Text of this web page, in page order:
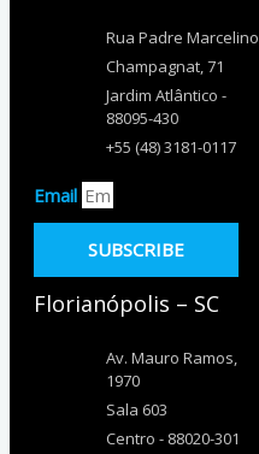
Rua Padre Marcelino
Champagnat, 71
Jardim Atlântico -
88095-430
+55 (48) 3181-0117
Email
SUBSCRIBE
Florianópolis – SC
Av. Mauro Ramos,
1970
Sala 603
Centro - 88020-301